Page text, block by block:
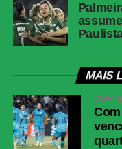
MAIS
COPA